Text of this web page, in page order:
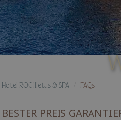
Hotel ROC Illetas & SPA FAQs
BESTER PREIS